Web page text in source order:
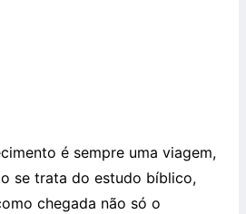
é sempre uma viagem,
se trata do estudo bíblico,
chegada não só o